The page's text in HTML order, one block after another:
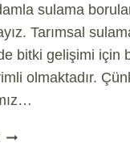
sulama
Tarımsal
bitki gelişimi için
olmaktadır.
BEYLIKDÜZÜ